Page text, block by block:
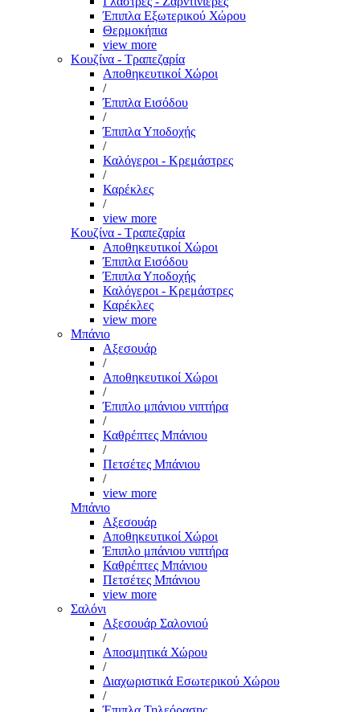
Έπιπλα Εξωτερικού Χώρου
Θερμοκήπια
view more
Κουζίνα - Τραπεζαρία
Αποθηκευτικοί Χώροι
/
Έπιπλα Εισόδου
/
Έπιπλα Υποδοχής
/
Καλόγεροι - Κρεμάστρες
/
Καρέκλες
/
view more
Κουζίνα - Τραπεζαρία
Αποθηκευτικοί Χώροι
Έπιπλα Εισόδου
Έπιπλα Υποδοχής
Καλόγεροι - Κρεμάστρες
Καρέκλες
view more
Μπάνιο
Αξεσουάρ
/
Αποθηκευτικοί Χώροι
/
Έπιπλο μπάνιου νιπτήρα
/
Καθρέπτες Μπάνιου
/
Πετσέτες Μπάνιου
/
view more
Μπάνιο
Αξεσουάρ
Αποθηκευτικοί Χώροι
Έπιπλο μπάνιου νιπτήρα
Καθρέπτες Μπάνιου
Πετσέτες Μπάνιου
view more
Σαλόνι
Αξεσουάρ Σαλονιού
/
Αποσμητικά Χώρου
/
Διαχωριστικά Εσωτερικού Χώρου
/